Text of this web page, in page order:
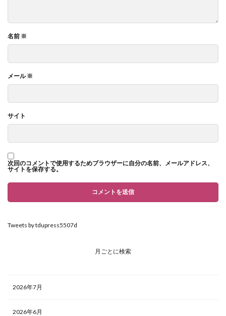
名前 ※
メール※
サイト
次回のコメントで使用するためブラウザーに自分の名前、メールアドレス、
サイトを保存する。
Tweets by tdupress5507d
月ごとに検索
2026年7月
2026年6月